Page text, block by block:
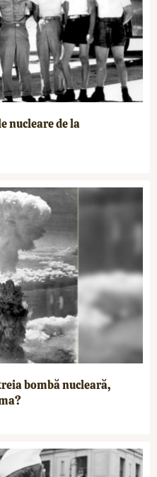
nucleare de la
bombă nucleară,